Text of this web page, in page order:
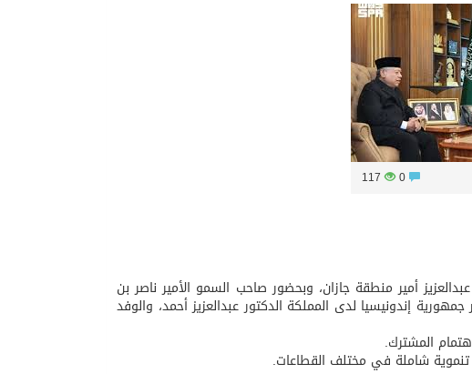
الشرق الاوسط
117
أمير منطقة جازان، وبحضور صاحب السمو الأمير ناصر بن
إندونيسيا لدى المملكة الدكتور عبدالعزيز أحمد، والوفد
المشترك.
شاملة في مختلف القطاعات.